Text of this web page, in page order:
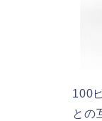
100
との